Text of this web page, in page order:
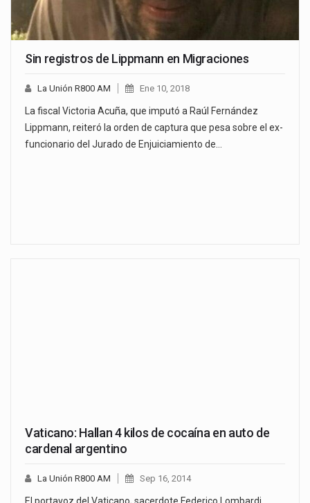
Sin registros de Lippmann en Migraciones
La Unión R800 AM Ene 10, 2018
La fiscal Victoria Acuña, que imputó a Raúl Fernández
Lippmann, reiteró la orden de captura que pesa sobre el ex-
funcionario del Jurado de Enjuiciamiento de…
Vaticano: Hallan 4 kilos de cocaína en auto de
cardenal argentino
La Unión R800 AM Sep 16, 2014